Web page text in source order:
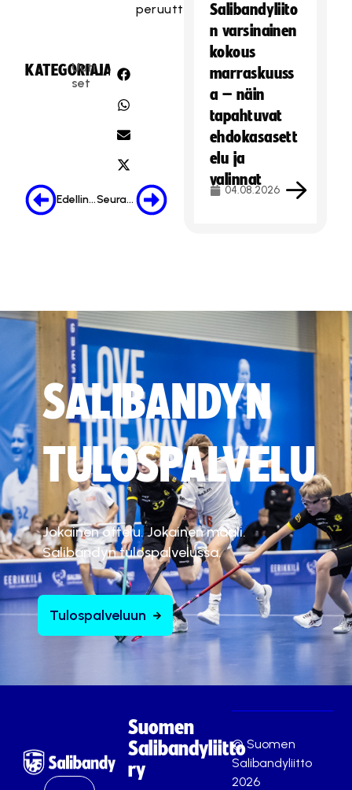
peruuttaa.
KATEGORIA:
Uuti
set
JAA:
Edellinen Seuraava
Salibandyliito
n varsinainen
kokous
marraskuuss
a – näin
tapahtuvat
ehdokasasett
elu ja
valinnat
04.08.2026
SALIBANDYN
TULOSPALVELU
Jokainen ottelu. Jokainen maali.
Salibandyn tulospalvelussa.
Tulospalveluun
Suomen
Salibandyliitto
ry
© Suomen
Salibandyliitto
2026